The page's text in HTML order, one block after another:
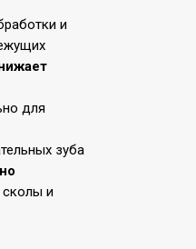
и
для
зуба
сколы и